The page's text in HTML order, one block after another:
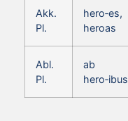
Akk.
Pl.
hero‑es,
heroas
Abl.
Pl.
ab
hero‑ibus